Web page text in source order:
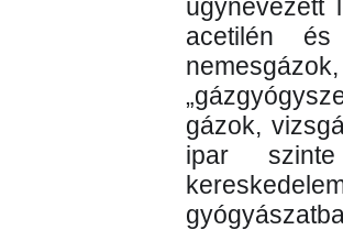
úgynevezett
acetilén és
gázok,
ipar